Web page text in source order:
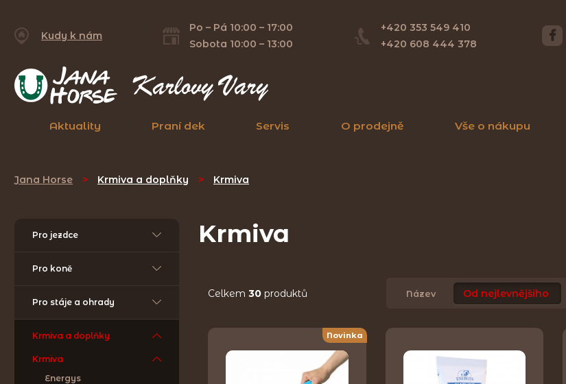
Kudy k nám
Po – Pá 10:00 – 17:00
Sobota 10:00 – 13:00
+420 353 549 410
+420 608 444 378
Aktuality Praní dek Servis O prodejně Vše o nákupu
Jana Horse > Krmiva a doplňky > Krmiva
Pro jezdce
Pro koně
Pro stáje a ohrady
Krmiva a doplňky
Krmiva
Energys
Krmiva
Celkem 30 produktů Název Od nejlevnějšího
Novinka